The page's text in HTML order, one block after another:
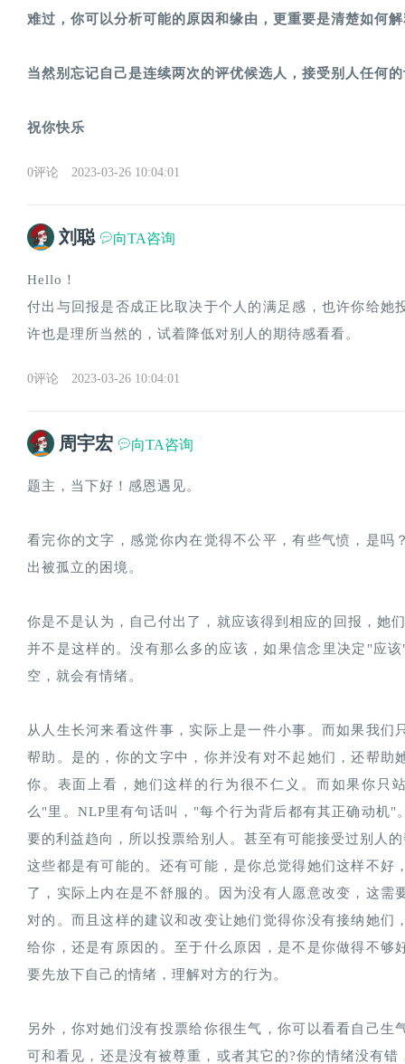
难过，你可以分析可能的原因和缘由，更重要是清楚如何
当然别忘记自己是连续两次的评优候选人，接受别人任何
祝你快乐
0评论 2023-03-26 10:04:01
刘聪 向TA咨询
Hello！
付出与回报是否成正比取决于个人的满足感，也许你给
许也是理所当然的，试着降低对别人的期待感看看。
0评论 2023-03-26 10:04:01
周宇宏 向TA咨询
题主，当下好！感恩遇见。
看完你的文字，感觉你内在觉得不公平，有些气愤，是
出被孤立的困境。
你是不是认为，自己付出了，就应该得到相应的回报，她
并不是这样的。没有那么多的应该，如果信念里决定"应
空，就会有情绪。
从人生长河来看这件事，实际上是一件小事。而如果我
帮助。是的，你的文字中，你并没有对不起她们，还帮
你。表面上看，她们这样的行为很不仁义。而如果你只
么"里。NLP里有句话叫，"每个行为背后都有其正确动机
要的利益趋向，所以投票给别人。甚至有可能接受过别人
这些都是有可能的。还有可能，是你总觉得她们这样不
了，实际上内在是不舒服的。因为没有人愿意改变，这
对的。而且这样的建议和改变让她们觉得你没有接纳她
给你，还是有原因的。至于什么原因，是不是你做得不
要先放下自己的情绪，理解对方的行为。
另外，你对她们没有投票给你很生气，你可以看看自己
可和看见，还是没有被尊重，或者其它的?你的情绪没有